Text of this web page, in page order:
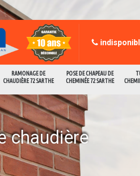
RAMONAGE DE
CHAUDIÈRE 72 SARTHE
POSE DE CHAPEAU DE
CHEMINÉE 72 SARTHE
chaudière